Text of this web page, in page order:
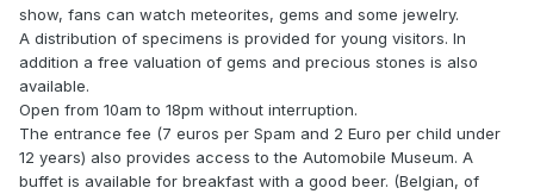
show, fans can watch meteorites, gems and some jewelry.
A distribution of specimens is provided for young visitors. In
addition a free valuation of gems and precious stones is also
available.
Open from 10am to 18pm without interruption.
The entrance fee (7 euros per Spam and 2 Euro per child under
12 years) also provides access to the Automobile Museum. A
buffet is available for breakfast with a good beer. (Belgian, of